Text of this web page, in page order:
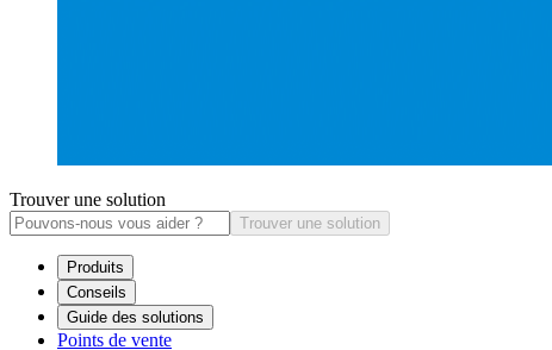
Trouver une solution
Trouver une solution
Produits
Conseils
Guide des solutions
Points de vente